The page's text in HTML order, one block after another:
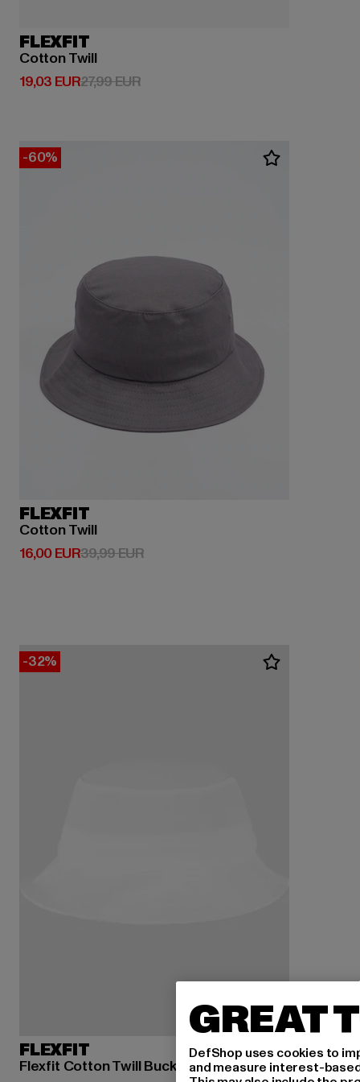
FLEXFIT
Cotton Twill
19,03 EUR
Derzeitiger Preis: 19,03 EUR
27,99 EURAktionspreis: 27,99 EUR
-60%
FLEXFIT
Cotton Twill
16,00 EUR
Derzeitiger Preis: 16,00 EUR
39,99 EURAktionspreis: 39,99 EUR
-32%
FLEXFIT
Flexfit Cotton Twill Bucket Hat
GREAT
DefShop uses cookies to
and measure interest-